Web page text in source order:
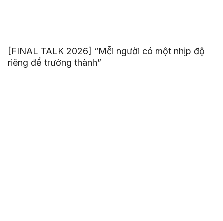
[FINAL TALK 2026] “Mỗi người có một nhịp độ
riêng để trưởng thành”